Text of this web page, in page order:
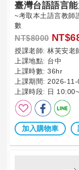
臺灣台語語言
~考取本土語言教師
數
NT$8000
授課老師: 林芙安老
上課地點: 台中
上課時數: 36hr
上課期間: 2026-
上課時段: 日
加入購物車